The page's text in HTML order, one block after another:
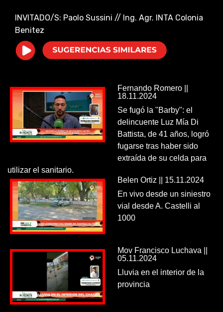
i
d
e
o
INVITADO/S: Paolo Sussini // Ing. Agr. INTA Colonia
Benitez
Fernando Romero ||
18.11.2024
Se fugó la "Barby": el
delincuente Luz Mía Di
Battista, de 41 años, logró
fugarse tras haber sido
extraída de su celda para
utilizar el sanitario.
Belen Ortiz || 15.11.2024
En vivo desde un siniestro
vial desde A. Castelli al
1000
Mov Francisco Luchava ||
05.11.2024
Lluvia en el interior de la
provincia